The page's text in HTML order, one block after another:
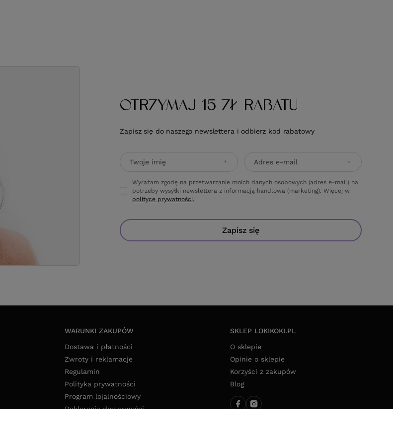
OTRZYMAJ 15 ZŁ RABATU
Zapisz się do naszego newslettera i odbierz kod rabatowy
Twoje imię Adres e-mail
Wyrażam zgodę na przetwarzanie moich danych osobowych (adres e-mail) na
potrzeby wysyłki newslettera z informacją handlową (marketing). Więcej w
polityce prywatności.
Zapisz się
WARUNKI ZAKUPÓW
Dostawa i płatności
Zwroty i reklamacje
Regulamin
Polityka prywatności
Program lojalnościowy
Deklaracja dostępności
SKLEP LOKIKOKI.PL
O sklepie
Opinie o sklepie
Korzyści z zakupów
Blog